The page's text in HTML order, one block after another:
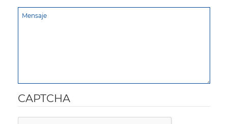
CAPTCHA